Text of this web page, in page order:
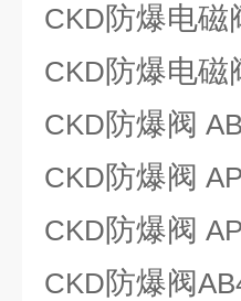
CKD防爆电磁
CKD防爆电磁
CKD防爆阀
CKD防爆阀
CKD防爆阀
CKD防爆阀